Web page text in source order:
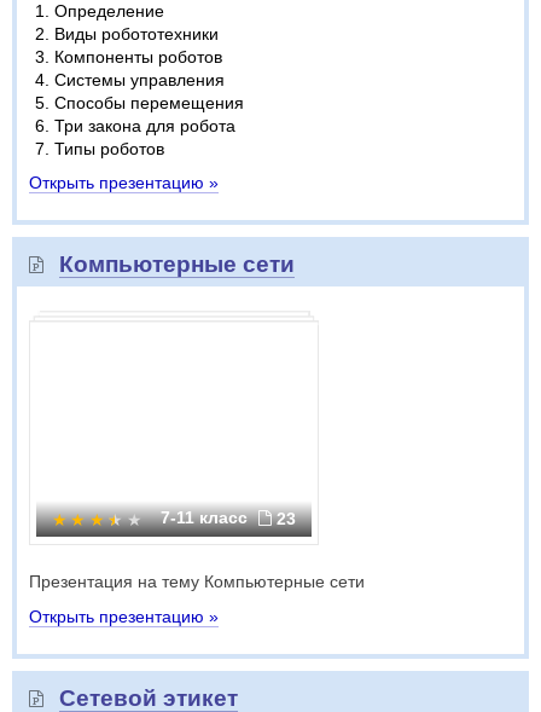
Определение
Виды робототехники
Компоненты роботов
Системы управления
Способы перемещения
Три закона для робота
Типы роботов
Открыть презентацию »
Компьютерные сети
7-11 класс 23
Презентация на тему Компьютерные сети
Открыть презентацию »
Сетевой этикет